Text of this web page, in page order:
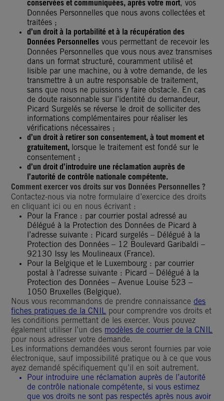
conservées et communiquées, après votre mort, vos
Données Personnelles que nous avons collectées et
traitées ;
d’un droit à la portabilité et à la récupération des
Données Personnelles vous permettant de recevoir les
Données Personnelles que vous nous avez transmises
dans un format structuré, couramment utilisé et
lisible par une machine, ou à votre demande, de les
transmettre à un autre responsable de traitement,
sans que nous ne puissions y faire obstacle. En cas
de doute raisonnable sur l’identité du demandeur,
Picard Surgelés se réverse le droit de solliciter des
informations complémentaires pour réaliser les
vérifications nécessaires ;
d’un droit à retirer son consentement, à tout moment et
gratuitement, lorsque le traitement est fondé sur le
consentement ;
d’un droit d’introduire une réclamation auprès de
l’autorité de contrôle nationale compétente.
Comment exercer vos droits sur vos Données Personnelles ?
Contactez-nous via notre formulaire d’exercice des droits
en cliquant ici ou en nous écrivant :
Pour la France : par courrier postal adressé au
Délégué à la Protection des Données de Picard à
l’adresse suivante : Picard surgelés – Délégué à la
Protection des Données – 12 Boulevard Garibaldi –
92130 Issy les Moulineaux (France).
Pour la Belgique et le Luxembourg : par courrier
postal à l’adresse suivante : Picard – Délégué à la
Protection des Données – Avenue Louise 523 –
1050 Bruxelles (Belgique).
Nous vous recommandons de prendre connaissancedes
fiches pratiques de la CNIL pour comprendre vos droits et
les conditions permettant de les exercer. Vous pouvez
également utiliser l’un des modèles de courrier de la CNIL
pour nous adresser votre demande.
Les informations demandées vous seront fournies par voie
électronique, sauf impossibilité pratique ou à ce que vous
ayez demandé spécifiquement qu’il en soit autrement.
Pour introduire une réclamation auprès de l’autorité
de contrôle nationale compétente, si vous estimez
que vos droits ne sont pas respectés après nous avoir